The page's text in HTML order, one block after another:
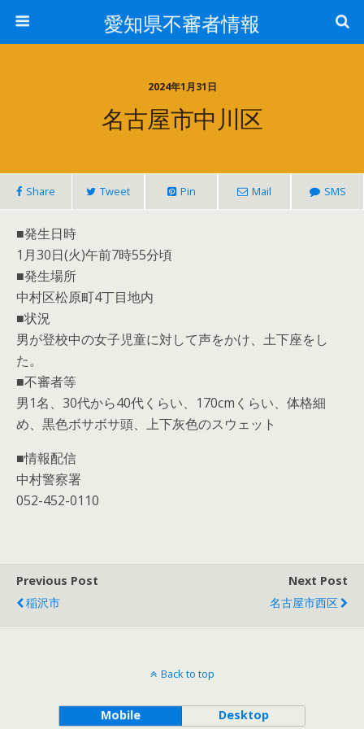
愛知県不審者情報
2024年1月31日
名古屋市中川区
Share Tweet Pin Mail SMS
■発生日時
1月30日(火)午前7時55分頃
■発生場所
中村区松原町4丁目地内
■状況
男が登校中の女子児童に対して声をかけ、土下座をし
た。
■不審者等
男1名、30代から40代くらい、170cmくらい、体格細
め、黒色ボサボサ頭、上下灰色のスウェット
■情報配信
中村警察署
052-452-0110
Previous Post
稲沢市
Next Post
名古屋市西区
Back to top
Mobile Desktop